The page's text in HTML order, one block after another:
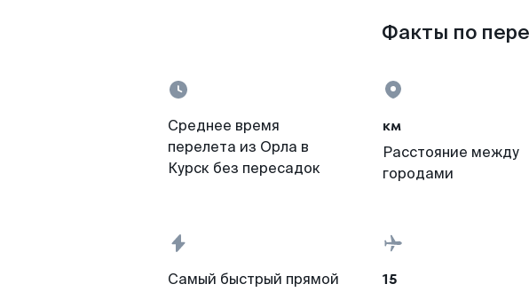
Факты по
Среднее время
перелета из Орла в
Курск без пересадок
км
Расстояние между
городами
Самый быстрый прямой
15